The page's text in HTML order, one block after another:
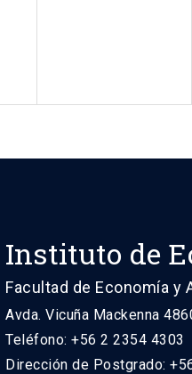
Instituto de
Facultad de Economía y
Avda. Vicuña Mackenna
Teléfono: +56 2 2354 4303
Dirección de Postgrado: